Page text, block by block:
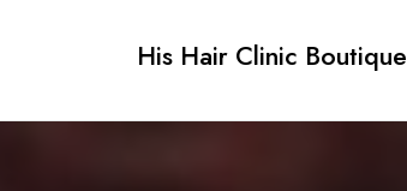
His Hair Clinic Boutique